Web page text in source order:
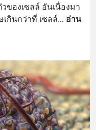
ของเซลล์ อันเนื่องมา
เกินกว่าที่ เซลล์... อ่าน